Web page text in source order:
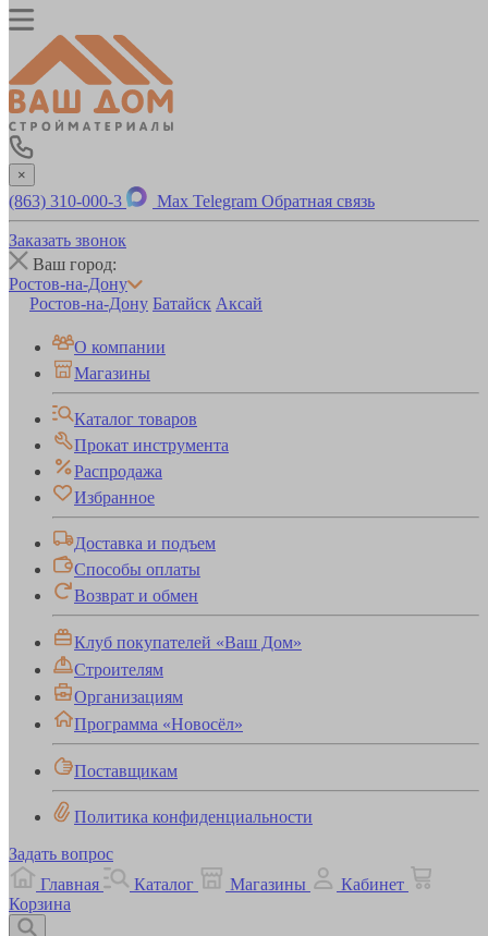
×
(863) 310-000-3 Max Telegram Обратная связь
Заказать звонок
Ваш город:
Ростов-на-Дону
Ростов-на-Дону Батайск Аксай
О компании
Магазины
Каталог товаров
Прокат инструмента
Распродажа
Избранное
Доставка и подъем
Способы оплаты
Возврат и обмен
Клуб покупателей «Ваш Дом»
Строителям
Организациям
Программа «Новосёл»
Поставщикам
Политика конфиденциальности
Задать вопрос
Главная
Каталог Магазины
Кабинет
Корзина